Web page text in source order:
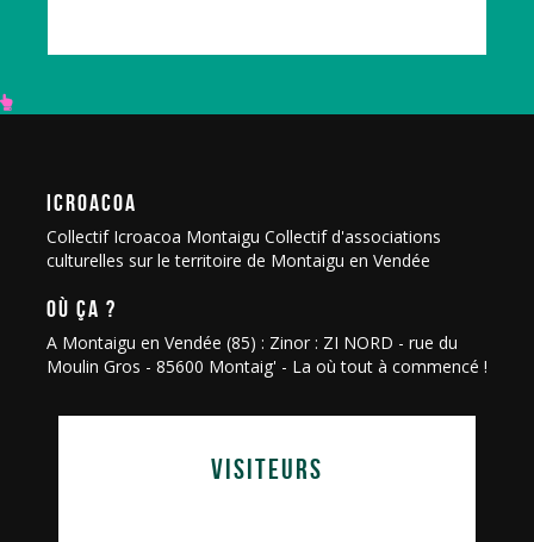
ICROACOA
Collectif Icroacoa Montaigu Collectif d'associations
culturelles sur le territoire de Montaigu en Vendée
OÙ ÇA ?
A Montaigu en Vendée (85) : Zinor : ZI NORD - rue du
Moulin Gros - 85600 Montaig' - La où tout à commencé !
VISITEURS